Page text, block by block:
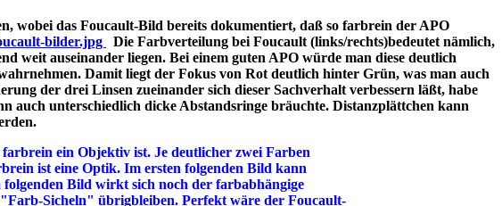
wobei das Foucault-Bild bereits dokumentiert, daß so farbrein der APO
bilder.jpg
Die Farbverteilung bei Foucault (links/rechts)bedeutet nämlich,
weit auseinander liegen. Bei einem guten APO würde man diese deutlich
Damit liegt der Fokus von Rot deutlich hinter Grün, was man auch
der drei Linsen zueinander sich dieser Sachverhalt verbessern läßt, habe
auch unterschiedlich dicke Abstandsringe bräuchte. Distanzplättchen kann
ein Objektiv ist. Je deutlicher zwei Farben
ist eine Optik. Im ersten folgenden Bild kann
Bild wirkt sich noch der farbabhängige
Sicheln" übrigbleiben. Perfekt wäre der Foucault-